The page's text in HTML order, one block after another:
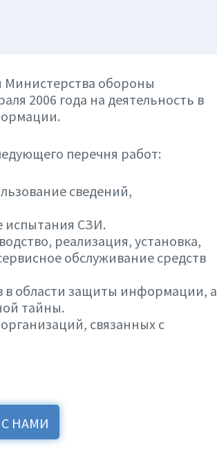
обороны
2006 года на деятельность в
перечня работ:
сведений,
испытания СЗИ.
реализация, установка,
обслуживание средств
в области защиты информации, а
тайны.
связанных с
НАМИ